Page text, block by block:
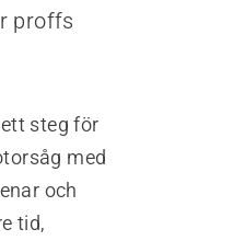
proffs
steg för
med
och
tid,